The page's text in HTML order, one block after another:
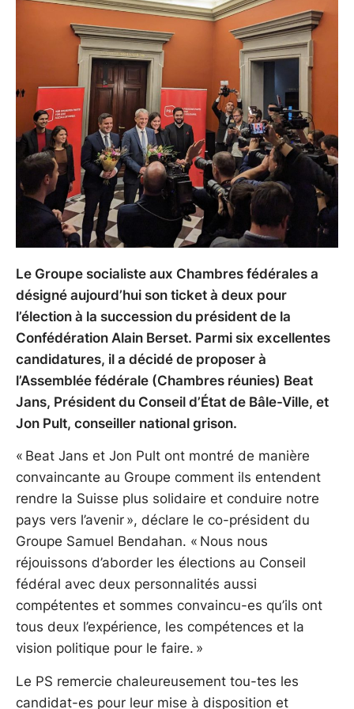
Le Groupe socialiste aux Chambres fédérales a
désigné aujourd’hui son ticket à deux pour
l’élection à la succession du président de la
Confédération Alain Berset. Parmi six excellentes
candidatures, il a décidé de proposer à
l’Assemblée fédérale (Chambres réunies) Beat
Jans, Président du Conseil d’État de Bâle-Ville, et
Jon Pult, conseiller national grison.
« Beat Jans et Jon Pult ont montré de manière
convaincante au Groupe comment ils entendent
rendre la Suisse plus solidaire et conduire notre
pays vers l’avenir », déclare le co-président du
Groupe Samuel Bendahan. « Nous nous
réjouissons d’aborder les élections au Conseil
fédéral avec deux personnalités aussi
compétentes et sommes convaincu-es qu’ils ont
tous deux l’expérience, les compétences et la
vision politique pour le faire. »
Le PS remercie chaleureusement tou-tes les
candidat-es pour leur mise à disposition et